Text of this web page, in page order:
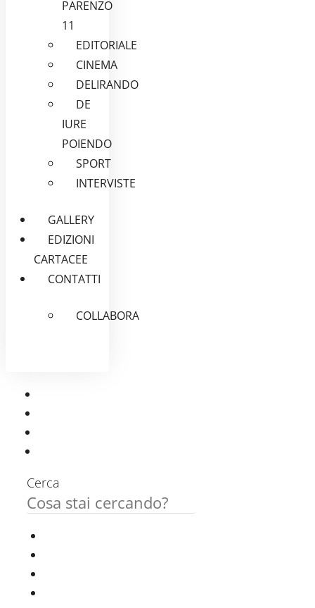
PARENZO
11
EDITORIALE
CINEMA
DELIRANDO
DE
IURE
POIENDO
SPORT
INTERVISTE
GALLERY
EDIZIONI
CARTACEE
CONTATTI
COLLABORA
Cerca